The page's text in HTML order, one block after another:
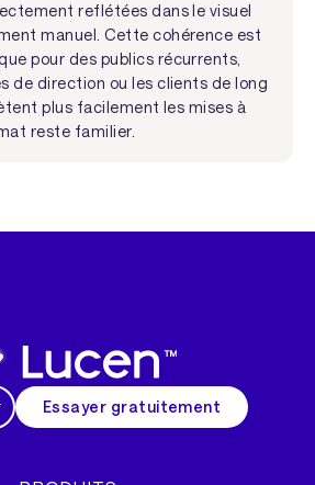
reflétées dans le visuel
manuel. Cette cohérence est
pour des publics récurrents,
de direction ou les clients de long
plus facilement les mises à
reste familier.
Essayer gratuitement